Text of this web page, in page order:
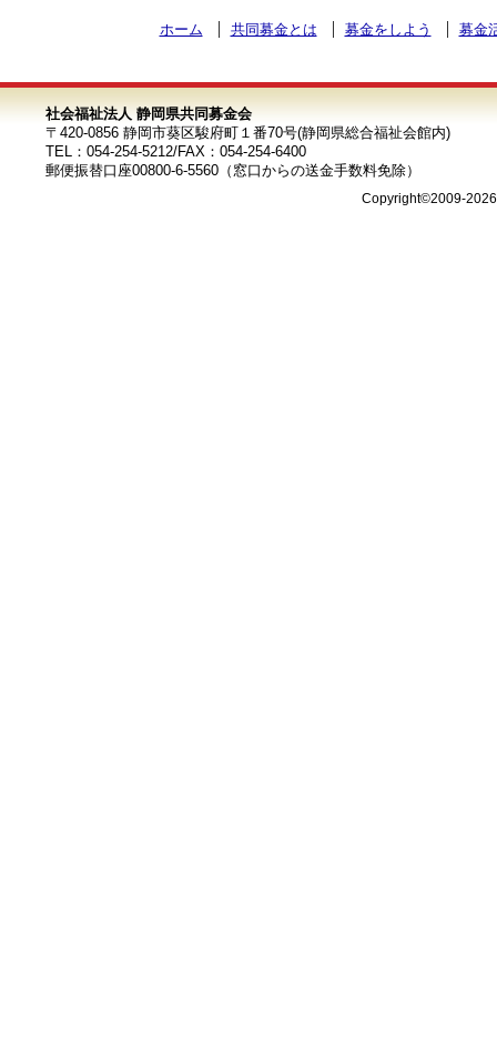
ホーム 共同募金とは 募金をしよう 募金
社会福祉法人 静岡県共同募金会
〒420-0856 静岡市葵区駿府町１番70号(静岡県総合福祉会館内)
TEL：054-254-5212/FAX：054-254-6400
郵便振替口座00800-6-5560（窓口からの送金手数料免除）
Copyright©2009-